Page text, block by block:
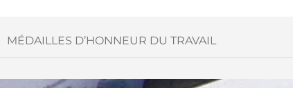
MÉDAILLES D’HONNEUR DU TRAVAIL